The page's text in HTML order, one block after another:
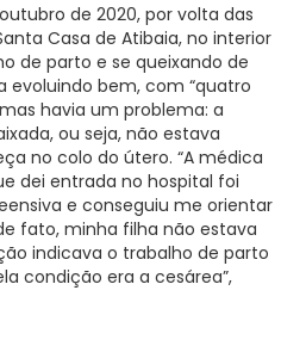
de 2020, por volta das
Casa de Atibaia, no interior
de parto e se queixando de
evoluindo bem, com “quatro
havia um problema: a
ou seja, não estava
no colo do útero. “A médica
dei entrada no hospital foi
e conseguiu me orientar
fato, minha filha não estava
indicava o trabalho de parto
condição era a cesárea”,